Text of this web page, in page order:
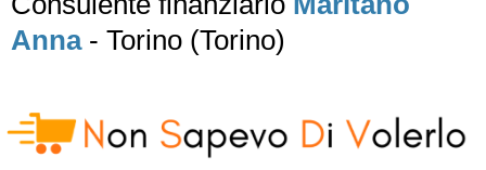
Anna- Torino (Torino)